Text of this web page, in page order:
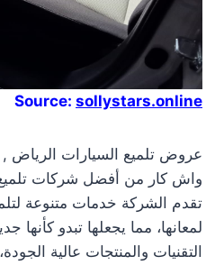
Source: sollystars.online
عروض تلميع السيارات الرياض
واش كار من أفضل شركات
تقدم الشركة خدمات متنوعة
لمعانها، مما يجعلها تبدو كأنها
التقنيات والمنتجات عالية